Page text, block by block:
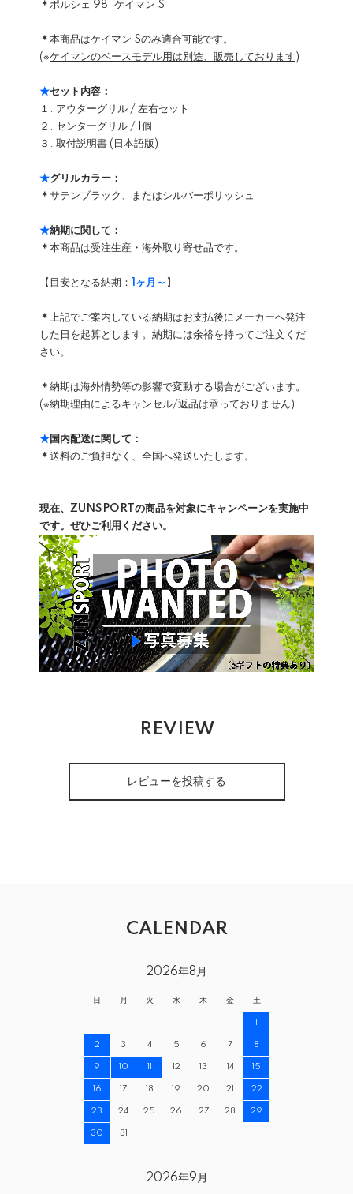
＊ ポルシェ 981 ケイマン S
＊ 本商品はケイマン Sのみ適合可能です。
(※ケイマンのベースモデル用は別途、販売しております )
★セット内容：
１. アウターグリル / 左右セット
２. センターグリル / 1個
３. 取付説明書 (日本語版)
★グリルカラー：
＊ サテンブラック、またはシルバーポリッシュ
★納期に関して：
＊ 本商品は受注生産・海外取り寄せ品です。
【 目安となる納期： 1ヶ月～ 】
＊ 上記でご案内している納期はお支払後にメーカーへ発注
した日を起算とします。納期には余裕を持ってご注文くだ
さい。
＊ 納期は海外情勢等の影響で変動する場合がございます。
(※納期理由によるキャンセル/返品は承っておりません)
★国内配送に関して：
＊ 送料のご負担なく、全国へ発送いたします。
現在、ZUNSPORTの商品を対象にキャンペーンを実施中
です。ぜひご利用ください。
REVIEW
レビューを投稿する
CALENDAR
2026年8月
日 月 火 水 木 金 土
1
2 3 4 5 6 7 8
9 10 11 12 13 14 15
16 17 18 19 20 21 22
23 24 25 26 27 28 29
30 31
2026年9月